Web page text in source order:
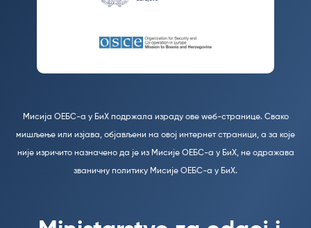
Мисија ОЕБС-а у БиХ подржала израду ове wеб-странице. Свако
мишљење или изјава, објављени на овој интернет страници, а за које
није изричито назначено да је из Мисије ОЕБС-а у БиХ, не одражава
званичну политику Мисије ОЕБС-а у БиХ.